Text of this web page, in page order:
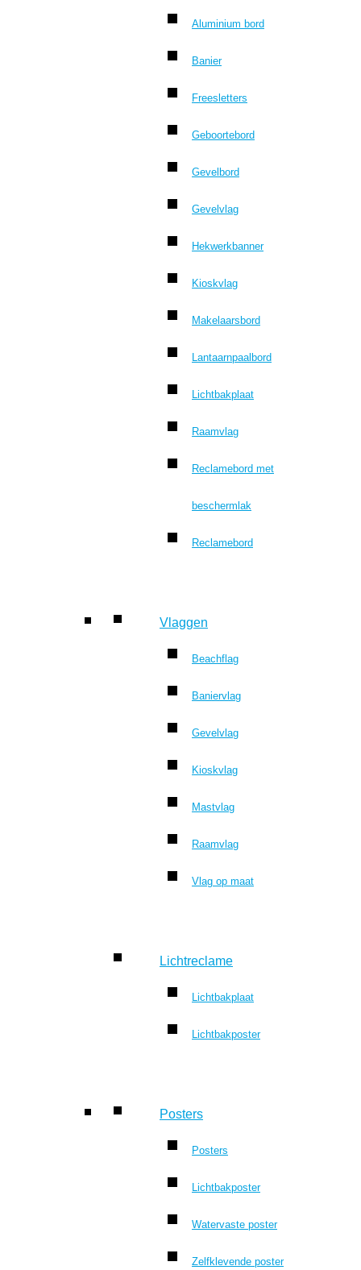
Aluminium bord
Banier
Freesletters
Geboortebord
Gevelbord
Gevelvlag
Hekwerkbanner
Kioskvlag
Makelaarsbord
Lantaarnpaalbord
Lichtbakplaat
Raamvlag
Reclamebord met
beschermlak
Reclamebord
Vlaggen
Beachflag
Baniervlag
Gevelvlag
Kioskvlag
Mastvlag
Raamvlag
Vlag op maat
Lichtreclame
Lichtbakplaat
Lichtbakposter
Posters
Posters
Lichtbakposter
Watervaste poster
Zelfklevende poster